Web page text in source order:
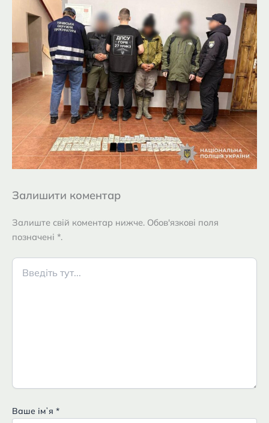
Залишити коментар
Залиште свій коментар нижче. Обов'язкові поля
позначені *.
Введіть
тут...
Ваше імʼя *